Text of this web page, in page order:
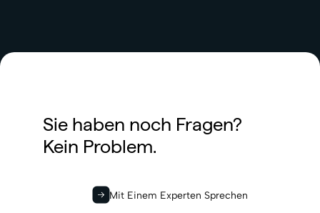
Sie haben noch Fragen?
Kein Problem.
Mit Einem Experten Sprechen